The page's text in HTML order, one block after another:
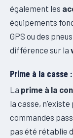
également les
équipements
GPS ou des
différence sur la
Prime à la casse
La prime à la
la casse,
commandes
pas été rétablie